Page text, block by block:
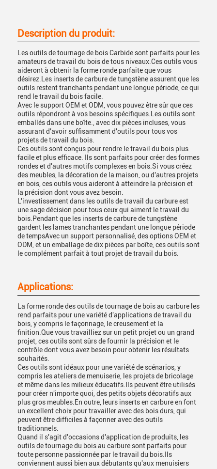
Description du produit:
Les outils de tournage de bois Carbide sont parfaits pour les
amateurs de travail du bois de tous niveaux.Ces outils vous
aideront à obtenir la forme ronde parfaite que vous
désirez.Les inserts de carbure de tungstène assurent que les
outils restent tranchants pendant une longue période, ce qui
rend le travail du bois facile.
Avec le support OEM et ODM, vous pouvez être sûr que ces
outils répondront à vos besoins spécifiques.Les outils sont
emballés dans une boîte., avec dix pièces incluses, vous
assurant d'avoir suffisamment d'outils pour tous vos
projets de travail du bois.
Ces outils sont conçus pour rendre le travail du bois plus
facile et plus efficace. Ils sont parfaits pour créer des formes
rondes et d'autres motifs complexes en bois.Si vous créez
des meubles, la décoration de la maison, ou d'autres projets
en bois, ces outils vous aideront à atteindre la précision et
la précision dont vous avez besoin.
L'investissement dans les outils de travail du carbure est
une sage décision pour tous ceux qui aiment le travail du
bois.Pendant que les inserts de carbure de tungstène
gardent les lames tranchantes pendant une longue période
de tempsAvec un support personnalisé, des options OEM et
ODM, et un emballage de dix pièces par boîte, ces outils sont
le complément parfait à tout projet de travail du bois.
Applications:
La forme ronde des outils de tournage de bois au carbure les
rend parfaits pour une variété d'applications de travail du
bois, y compris le façonnage, le creusement et la
finition.Que vous travailliez sur un petit projet ou un grand
projet, ces outils sont sûrs de fournir la précision et le
contrôle dont vous avez besoin pour obtenir les résultats
souhaités.
Ces outils sont idéaux pour une variété de scénarios, y
compris les ateliers de menuiserie, les projets de bricolage
et même dans les milieux éducatifs.Ils peuvent être utilisés
pour créer n'importe quoi, des petits objets décoratifs aux
plus gros meubles.En outre, leurs inserts en carbure en font
un excellent choix pour travailler avec des bois durs, qui
peuvent être difficiles à façonner avec des outils
traditionnels.
Quand il s'agit d'occasions d'application de produits, les
outils de tournage du bois au carbure sont parfaits pour
toute personne passionnée par le travail du bois.Ils
conviennent aussi bien aux débutants qu'aux menuisiers